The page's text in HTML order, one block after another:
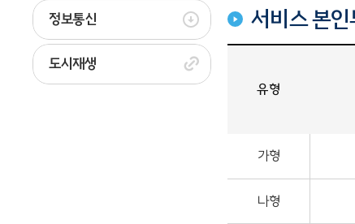
정보통신
도시재생
서비스 본
유형
가형
나형